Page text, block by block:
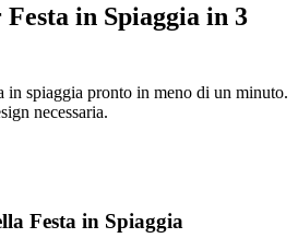
in Spiaggia in 3
in spiaggia pronto in meno di un minuto.
necessaria.
Festa in Spiaggia